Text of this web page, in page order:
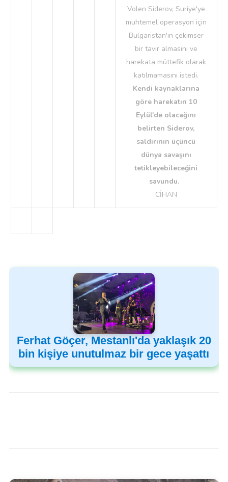
Volen Siderov, Suriye'ye
muhtemel operasyon için
Bulgaristan'ın çekimser
bir tavır almasını ve
harekata müttefik olarak
katılmamasını istedi.
Kendi kaynaklarına
göre harekatın 10
Eylül'de olacağını
belirten Siderov,
saldırının üçüncü
dünya savaşını
tetikleyebileceğini
savundu.
CİHAN
Ferhat Göçer, Mestanlı'da yaklaşık 20
bin kişiye unutulmaz bir gece yaşattı